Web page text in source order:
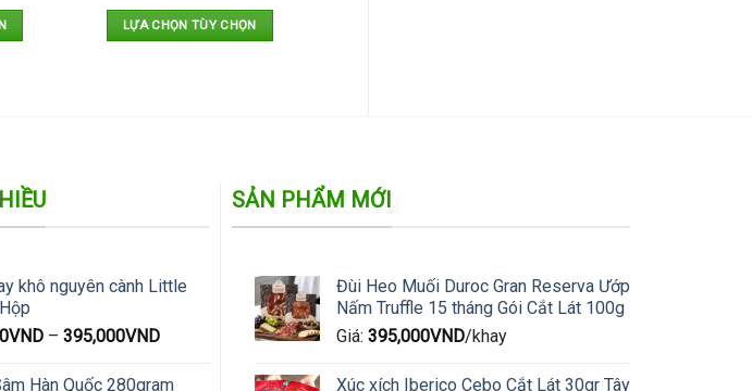
LỰA CHỌN TÙY CHỌN
chọn
thể
chọn
khô nguyên cành Little
VND –395,000VND
Hàn Quốc 280gram
SẢN PHẨM MỚI
Đùi Heo Muối Duroc Gran Reserva Ướp
Nấm Truffle 15 tháng Gói Cắt Lát 100g
Giá: 395,000VND/khay
Xúc xích Iberico Cebo Cắt Lát 30gr Tây